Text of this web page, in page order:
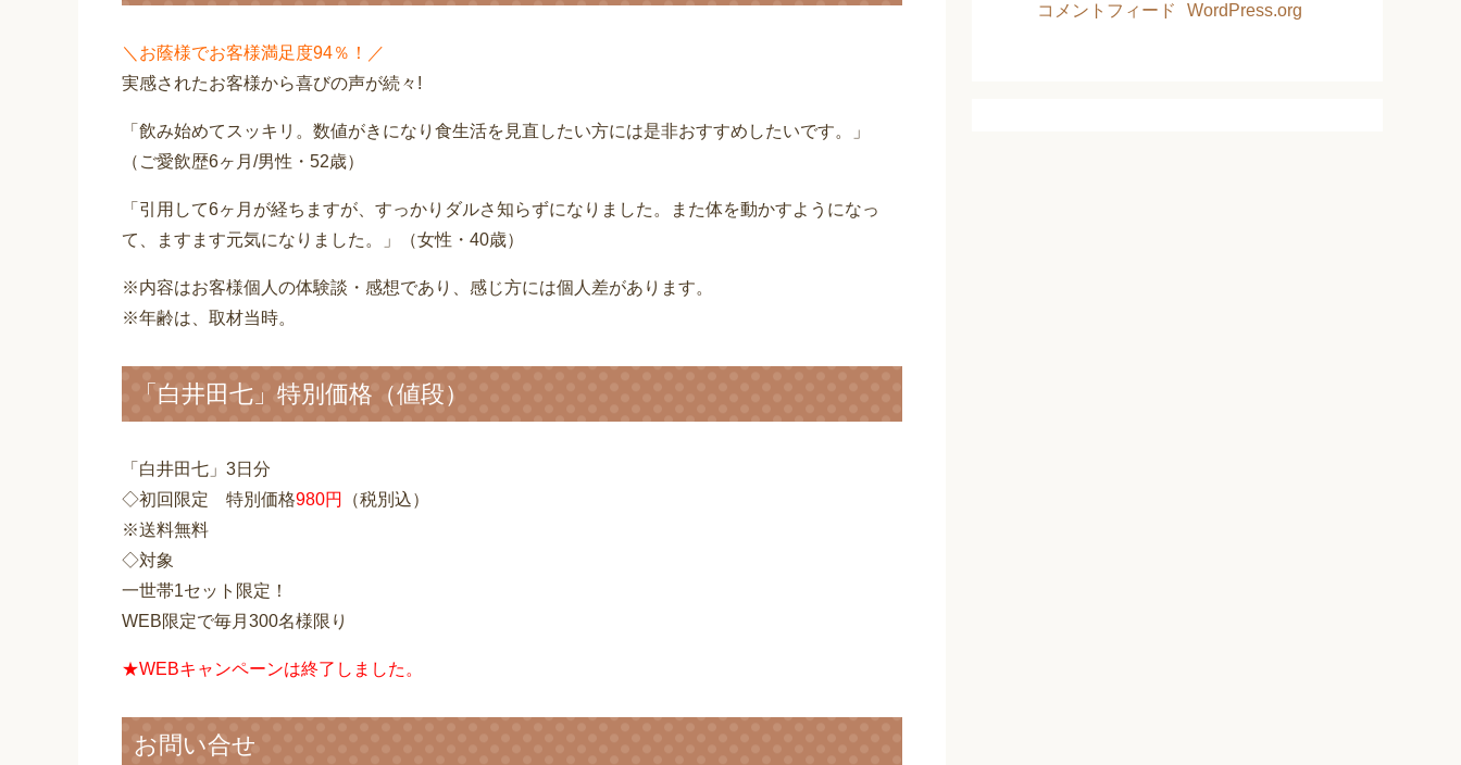
＼お蔭様でお客様満足度94％！／
実感されたお客様から喜びの声が続々!
「飲み始めてスッキリ。数値がきになり食生活を見直したい方には是非おすすめしたいです。」
（ご愛飲歴6ヶ月/男性・52歳）
「引用して6ヶ月が経ちますが、すっかりダルさ知らずになりました。また体を動かすようになっ
て、ますます元気になりました。」（女性・40歳）
※内容はお客様個人の体験談・感想であり、感じ方には個人差があります。
※年齢は、取材当時。
「白井田七」特別価格（値段）
「白井田七」3日分
◇初回限定 特別価格980円
（税別込）
※送料無料
◇対象
一世帯1セット限定！
WEB限定で毎月300名様限り
★WEBキャンペーンは終了しました。
お問い合せ
コメントフィード
WordPress.org